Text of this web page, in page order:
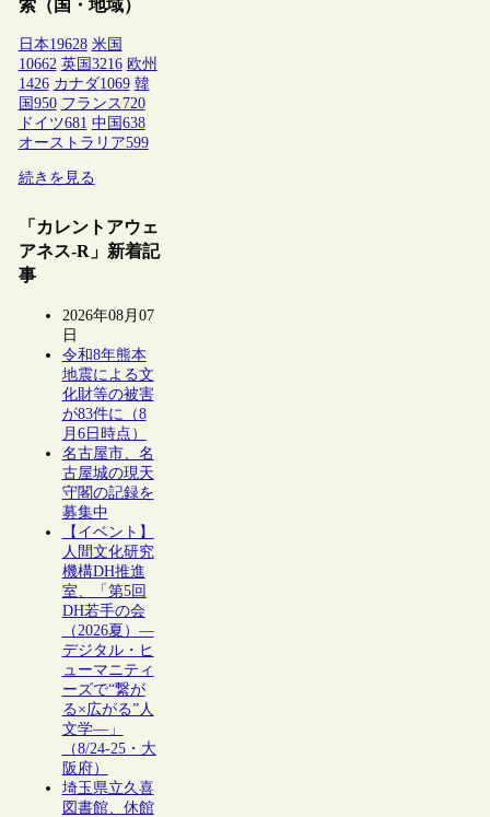
索（国・地域）
日本19628 米国
10662 英国 3216 欧州
1426 カナダ1069 韓
国 950 フランス 720
ドイツ681 中国 638
オーストラリア599
続きを見る
「カレントアウェ
アネス-R」新着記
事
2026年08月07
日
令和8年熊本
地震による文
化財等の被害
が83件に（8
月6日時点）
名古屋市、名
古屋城の現天
守閣の記録を
募集中
【イベント】
人間文化研究
機構DH推進
室、「第5回
DH若手の会
（2026夏）―
デジタル・ヒ
ューマニティ
ーズで“繋が
る×広がる”人
文学―」
（8/24-25・大
阪府）
埼玉県立久喜
図書館、休館